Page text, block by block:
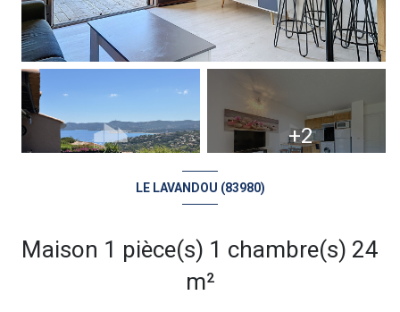
+2
LE LAVANDOU (83980)
Maison 1 pièce(s) 1 chambre(s) 24
m²